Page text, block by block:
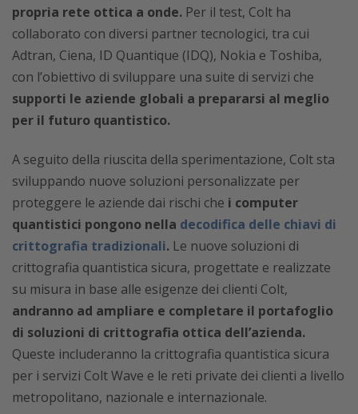
propria rete ottica a onde. Per il test, Colt ha
collaborato con diversi partner tecnologici, tra cui
Adtran, Ciena, ID Quantique (IDQ), Nokia e Toshiba,
con l’obiettivo di sviluppare una suite di servizi che
supporti le aziende globali a prepararsi al meglio
per il futuro quantistico.
A seguito della riuscita della sperimentazione, Colt sta
sviluppando nuove soluzioni personalizzate per
proteggere le aziende dai rischi che i computer
quantistici pongono nella decodifica delle chiavi di
crittografia tradizionali. Le nuove soluzioni di
crittografia quantistica sicura, progettate e realizzate
su misura in base alle esigenze dei clienti Colt,
andranno ad ampliare e completare il portafoglio
di soluzioni di crittografia ottica dell’azienda.
Queste includeranno la crittografia quantistica sicura
per i servizi Colt Wave e le reti private dei clienti a livello
metropolitano, nazionale e internazionale.